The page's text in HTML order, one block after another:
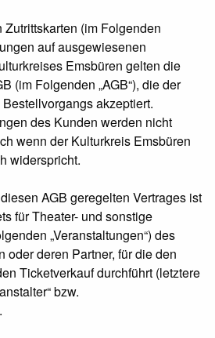
(im Folgenden
auf ausgewiesenen
Emsbüren gelten die
(im Folgenden „AGB“), die der
akzeptiert.
des Kunden werden nicht
wenn der Kulturkreis Emsbüren
widerspricht.
AGB geregelten Vertrages ist
für Theater- und sonstige
„Veranstaltungen“) des
oder deren Partner, für die den
Ticketverkauf durchführt (letztere
bzw.